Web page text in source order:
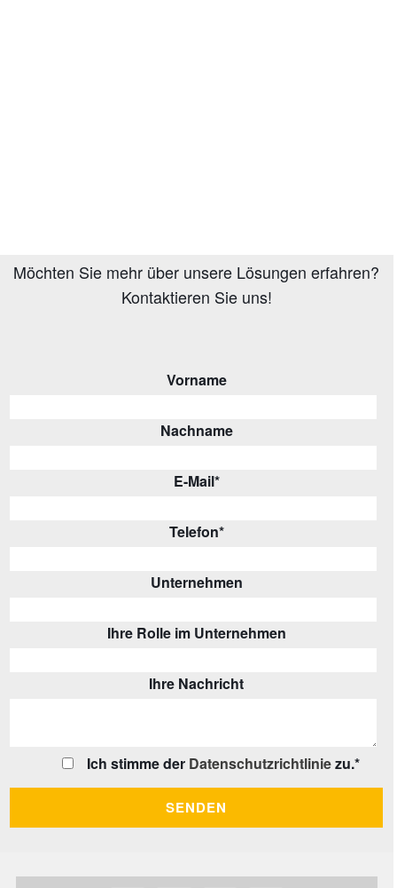
Möchten Sie mehr über unsere Lösungen erfahren?
Kontaktieren Sie uns!
Vorname
Nachname
E-Mail*
Telefon*
Unternehmen
Ihre Rolle im Unternehmen
Ihre Nachricht
Ich stimme der Datenschutzrichtliniezu.*